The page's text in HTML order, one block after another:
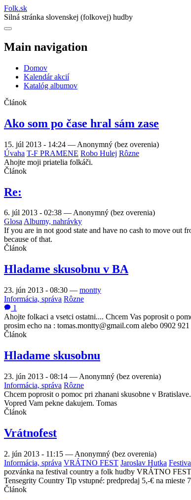
Folk.sk
Silná stránka slovenskej (folkovej) hudby
Main navigation
Domov
Kalendár akcií
Katalóg albumov
Článok
Ako som po čase hral sám zase
15. júl 2013 - 14:24 — Anonymný (bez overenia)
Úvaha T-F PRAMENE Robo Hulej Rôzne
Ahojte moji priatelia folkáči.
Článok
Re:
6. júl 2013 - 02:38 —Anonymný (bez overenia)
GlosaAlbumy, nahrávky
If you are in not good state and have no cash to move out
because of that.
Článok
Hladame skusobnu v BA
23. jún 2013 - 08:30 — montty
Informácia, správa Rôzne
1
Ahojte folkaci a vsetci ostatni.... Chcem Vas poprosit o
prosim echo na : tomas.montty@gmail.com alebo 0902
Článok
Hladame skusobnu
23. jún 2013 - 08:14 — Anonymný (bez overenia)
Informácia, správa Rôzne
Chcem poprosit o pomoc pri zhanani skusobne v
Vopred Vam pekne dakujem. Tomas
Článok
Vrátnofest
2. jún 2013 - 11:15 — Anonymný (bez overenia)
Informácia, správa VRÁTNO FEST Jaroslav Hutka
pozvánka na festival country a folk hudby VRÁTNO
Tensegrity Country Tip vstupné: predpredaj 5,-€ na
Článok